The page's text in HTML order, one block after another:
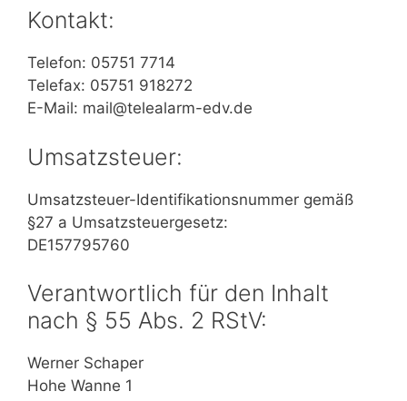
Kontakt:
Telefon: 05751 7714
Telefax: 05751 918272
E-Mail: mail@telealarm-edv.de
Umsatzsteuer:
Umsatzsteuer-Identifikationsnummer gemäß
§27 a Umsatzsteuergesetz:
DE157795760
Verantwortlich für den Inhalt
nach § 55 Abs. 2 RStV:
Werner Schaper
Hohe Wanne 1